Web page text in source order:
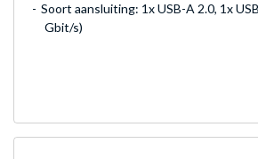
Soort aansluiting: 1x USB-A 2.0, 1x
Gbit/s)